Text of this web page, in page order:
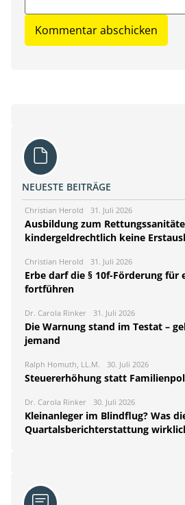
NEUESTE BEITRÄGE
Christian Herold 31. Juli 2026
Ausbildung zum
kindergeldrechtlich keine
Christian Herold 31. Juli 2026
Erbe darf die § 10f-Förderung
fortführen
Dr. Carola Rinker 31. Juli 2026
Die Warnung stand im Testat –
jemand
Ralph Homuth, LL.M. 30. Juli 2026
Steuererhöhung statt
Dr. Carola Rinker 30. Juli 2026
Kleinanleger im Blindflug? Was
Quartalsberichterstattung